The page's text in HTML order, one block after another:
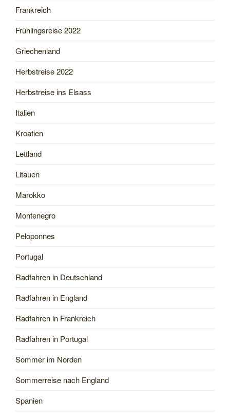
Frankreich
Frühlingsreise 2022
Griechenland
Herbstreise 2022
Herbstreise ins Elsass
Italien
Kroatien
Lettland
Litauen
Marokko
Montenegro
Peloponnes
Portugal
Radfahren in Deutschland
Radfahren in England
Radfahren in Frankreich
Radfahren in Portugal
Sommer im Norden
Sommerreise nach England
Spanien